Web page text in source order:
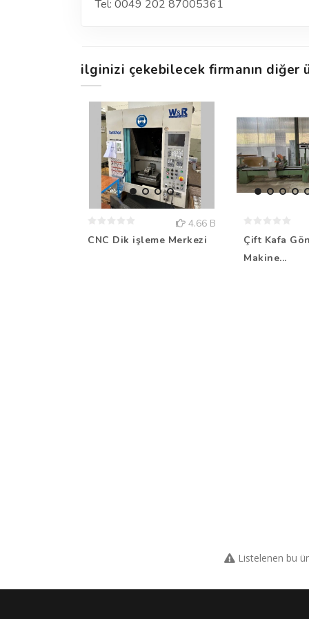
Tel: 0049 202 87005361
ilginizi çekebilecek firmanın diğer
4.66 B
CNC Dik işleme Merkezi
Çift Kafa
Makine...
Listelenen bu